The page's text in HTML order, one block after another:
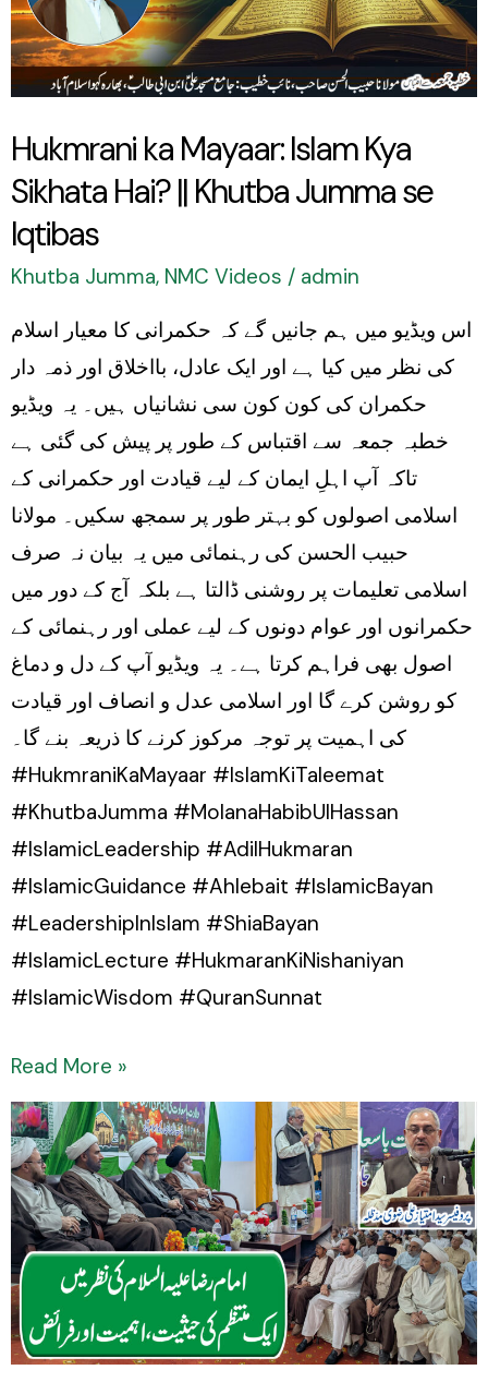
Hukmrani ka Mayaar: Islam Kya
Sikhata Hai? || Khutba Jumma se
Iqtibas
Khutba Jumma, NMC Videos / admin
اس ویڈیو میں ہم جانیں گے کہ حکمرانی کا معیار اسلام
کی نظر میں کیا ہے اور ایک عادل، بااخلاق اور ذمہ دار
حکمران کی کون کون سی نشانیاں ہیں۔ یہ ویڈیو
خطبہ جمعہ سے اقتباس کے طور پر پیش کی گئی ہے
تاکہ آپ اہلِ ایمان کے لیے قیادت اور حکمرانی کے
اسلامی اصولوں کو بہتر طور پر سمجھ سکیں۔ مولانا
حبیب الحسن کی رہنمائی میں یہ بیان نہ صرف
اسلامی تعلیمات پر روشنی ڈالتا ہے بلکہ آج کے دور میں
حکمرانوں اور عوام دونوں کے لیے عملی اور رہنمائی کے
اصول بھی فراہم کرتا ہے۔ یہ ویڈیو آپ کے دل و دماغ
کو روشن کرے گا اور اسلامی عدل و انصاف اور قیادت
کی اہمیت پر توجہ مرکوز کرنے کا ذریعہ بنے گا۔
#HukmraniKaMayaar #IslamKiTaleemat
#KhutbaJumma #MolanaHabibUlHassan
#IslamicLeadership #AdilHukmaran
#IslamicGuidance #Ahlebait #IslamicBayan
#LeadershipInIslam #ShiaBayan
#IslamicLecture #HukmaranKiNishaniyan
#IslamicWisdom #QuranSunnat
Sikhata
Hai?
Khutba
Jumma
se
Iqtibas
Read More »
Imam
Raza
(a.s)
ki
Nazar
Mein
Aik